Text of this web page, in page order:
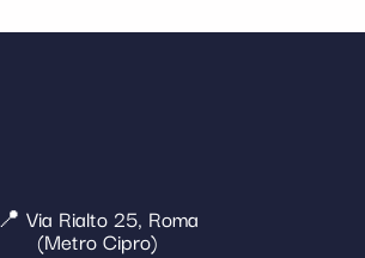
📍 Via Rialto 25, Roma
(Metro Cipro)